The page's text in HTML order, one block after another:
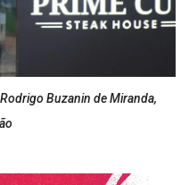
Buzanin de Miranda,